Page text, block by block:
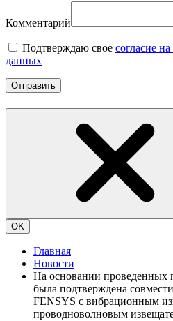
Комментарий
Подтверждаю свое согласие
данных
Отправить
OK
Главная
Новости
На основании проведенных
была подтверждена
FENSYS с вибрационным
проводноволновым